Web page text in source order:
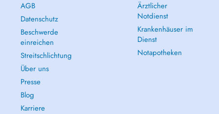
AGB
Datenschutz
Beschwerde
einreichen
Streitschlichtung
Über uns
Presse
Blog
Karriere
Ärztlicher
Notdienst
Krankenhäuser im
Dienst
Notapotheken